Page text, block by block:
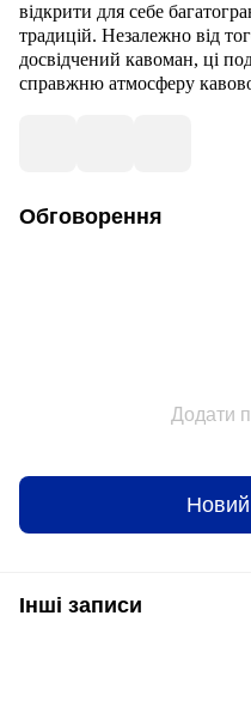
відкрити для себе
традицій. Незалежно від
досвідчений кавоман, ці
справжню атмосферу
Обговорення
Додати
Інші записи